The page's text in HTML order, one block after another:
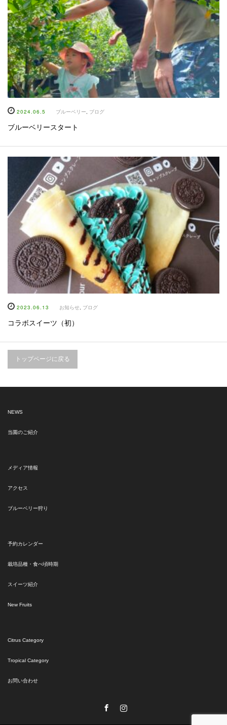
2024.06.5 ブルーベリー ブログ
ブルーベリースタート
2023.06.13 お知らせ ブログ
コラボスイーツ（初）
トップページに戻る
NEWS
当園のご紹介
メディア情報
アクセス
ブルーベリー狩り
予約カレンダー
栽培品種・食べ頃時期
スイーツ紹介
New Fruits
Citrus Category
Tropical Category
お問い合わせ